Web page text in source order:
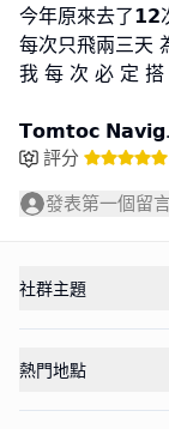
今年原來去了𝟭𝟮
每次只飛兩三天
我 每 次 必 定
𝗧𝗼𝗺𝘁𝗼𝗰 𝗡𝗮𝘃𝗶𝗴
評分
發表第一個留
社群主題
熱門地點